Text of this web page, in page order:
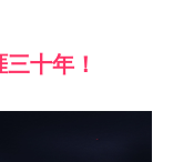
十年！